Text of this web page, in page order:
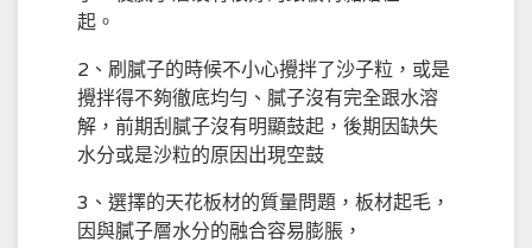
起。
2、刷膩子的時候不小心攪拌了沙子粒，或是
攪拌得不夠徹底均勻、膩子沒有完全跟水溶
解，前期刮膩子沒有明顯鼓起，後期因缺失
水分或是沙粒的原因出現空鼓
3、選擇的天花板材的質量問題，板材起毛，
因與膩子層水分的融合容易膨脹，